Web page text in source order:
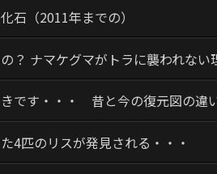
石（2011年までの）
？ ナマケグマがトラに襲われない
です・・・ 昔と今の復元図の違
4匹のリスが発見される・・・